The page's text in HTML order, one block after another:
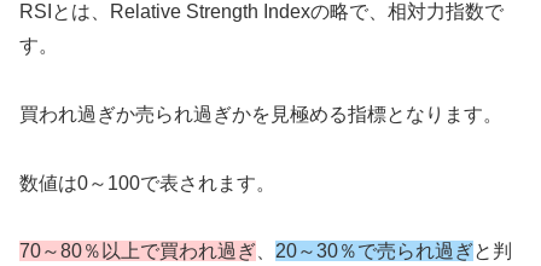
RSIとは、Relative Strength Indexの略で、相対力指数で
す。
買われ過ぎか売られ過ぎかを見極める指標となります。
数値は0～100で表されます。
70～80％以上で買われ過ぎ 20～30％で売られ過ぎと判